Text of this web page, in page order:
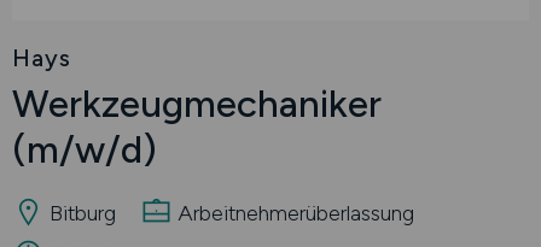
Hays
Werkzeugmechaniker
(m/w/d)
Bitburg
Arbeitnehmerüberlassung